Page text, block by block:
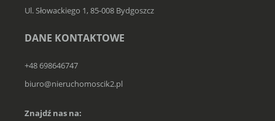
Ul. Słowackiego 1, 85-008 Bydgoszcz
DANE KONTAKTOWE
+48 698646747
biuro@nieruchomoscik2.pl
Znajdź nas na: